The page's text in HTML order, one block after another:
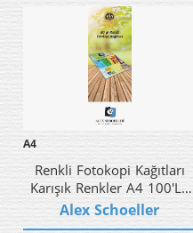
A4
Renkli Fotokopi Kağıtları
Karışık Renkler A4 100'lü
(80 Gr)
Alex Schoeller